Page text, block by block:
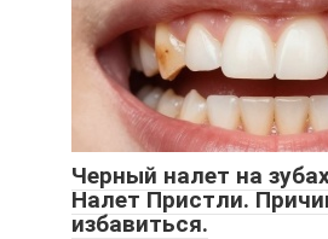
Черный налет на
Налет Пристли.
избавиться.